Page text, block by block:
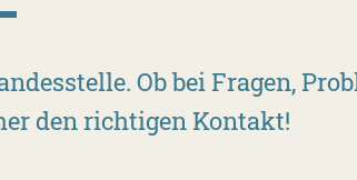
Ob bei Fragen,
den richtigen Kontakt!